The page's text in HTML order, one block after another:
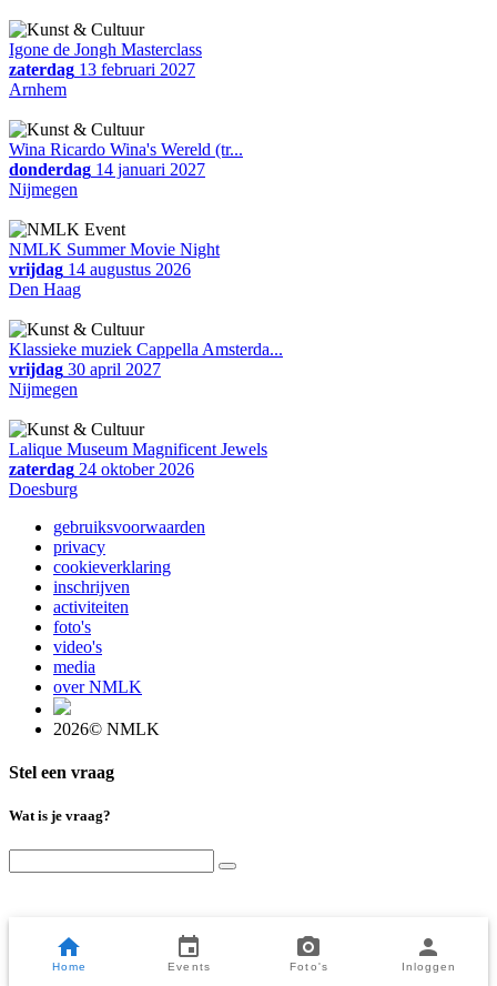
Igone de Jongh Masterclass
zaterdag 13 februari 2027
Arnhem
Wina Ricardo Wina's Wereld (tr...
donderdag 14 januari 2027
Nijmegen
NMLK Summer Movie Night
vrijdag 14 augustus 2026
Den Haag
Klassieke muziek Cappella Amsterda...
vrijdag 30 april 2027
Nijmegen
Lalique Museum Magnificent Jewels
zaterdag 24 oktober 2026
Doesburg
gebruiksvoorwaarden
privacy
cookieverklaring
inschrijven
activiteiten
foto's
video's
media
over NMLK
2026© NMLK
Stel een vraag
Wat is je vraag?
Home Events Foto's Inloggen